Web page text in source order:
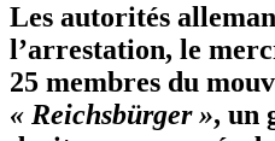
Les autorités
l’arrestation, le
25 membres du
« Reichsbürger», un